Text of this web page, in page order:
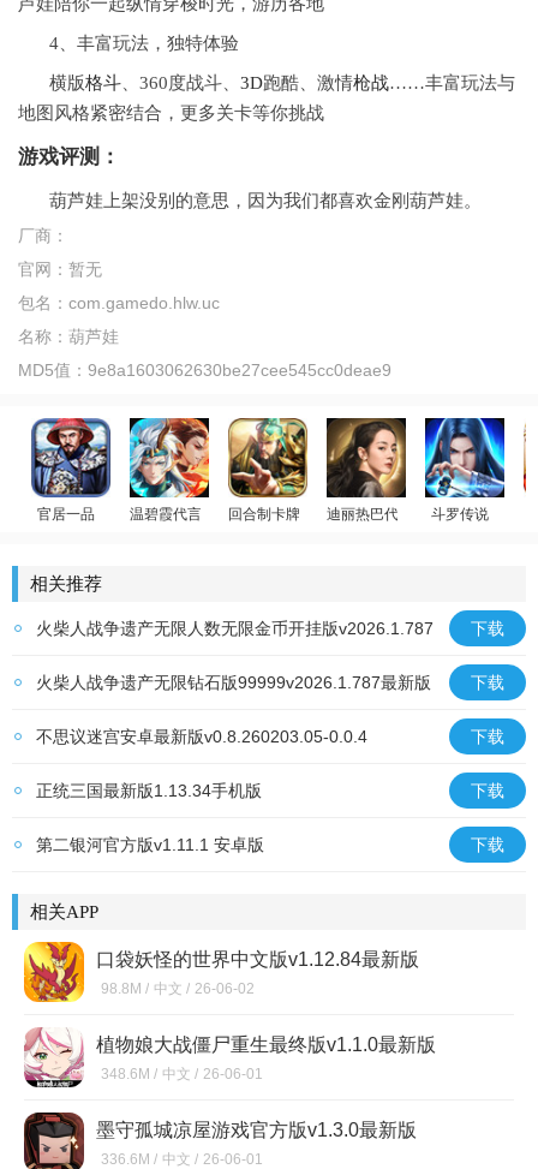
4、丰富玩法，独特体验
横版格斗 、360度战斗、 3D跑酷、激情枪战……丰富玩法与
地图风格紧密结合，更多关卡等你挑战
游戏评测：
葫芦娃上架没别的意思，因为我们都喜欢金刚葫芦娃。
厂商：
官网： 暂无
包名： com.gamedo.hlw.uc
名称： 葫芦娃
MD5值： 9e8a1603062630be27cee545cc0deae9
官居一品
温碧霞代言
回合制卡牌
迪丽热巴代言
斗罗传说
相关推荐
火柴人战争遗产无限人数无限金币开挂版v2026.1.787
最新版
下载
火柴人战争遗产无限钻石版99999v2026.1.787最新版 下载
不思议迷宫安卓最新版v0.8.260203.05-0.0.4 下载
正统三国最新版1.13.34手机版 下载
第二银河官方版v1.11.1 安卓版 下载
相关APP
口袋妖怪的世界中文版v1.12.84最新版
98.8M / 中文 / 26-06-02
植物娘大战僵尸重生最终版v1.1.0最新版
348.6M / 中文 / 26-06-01
墨守孤城凉屋游戏官方版v1.3.0最新版
336.6M / 中文 / 26-06-01